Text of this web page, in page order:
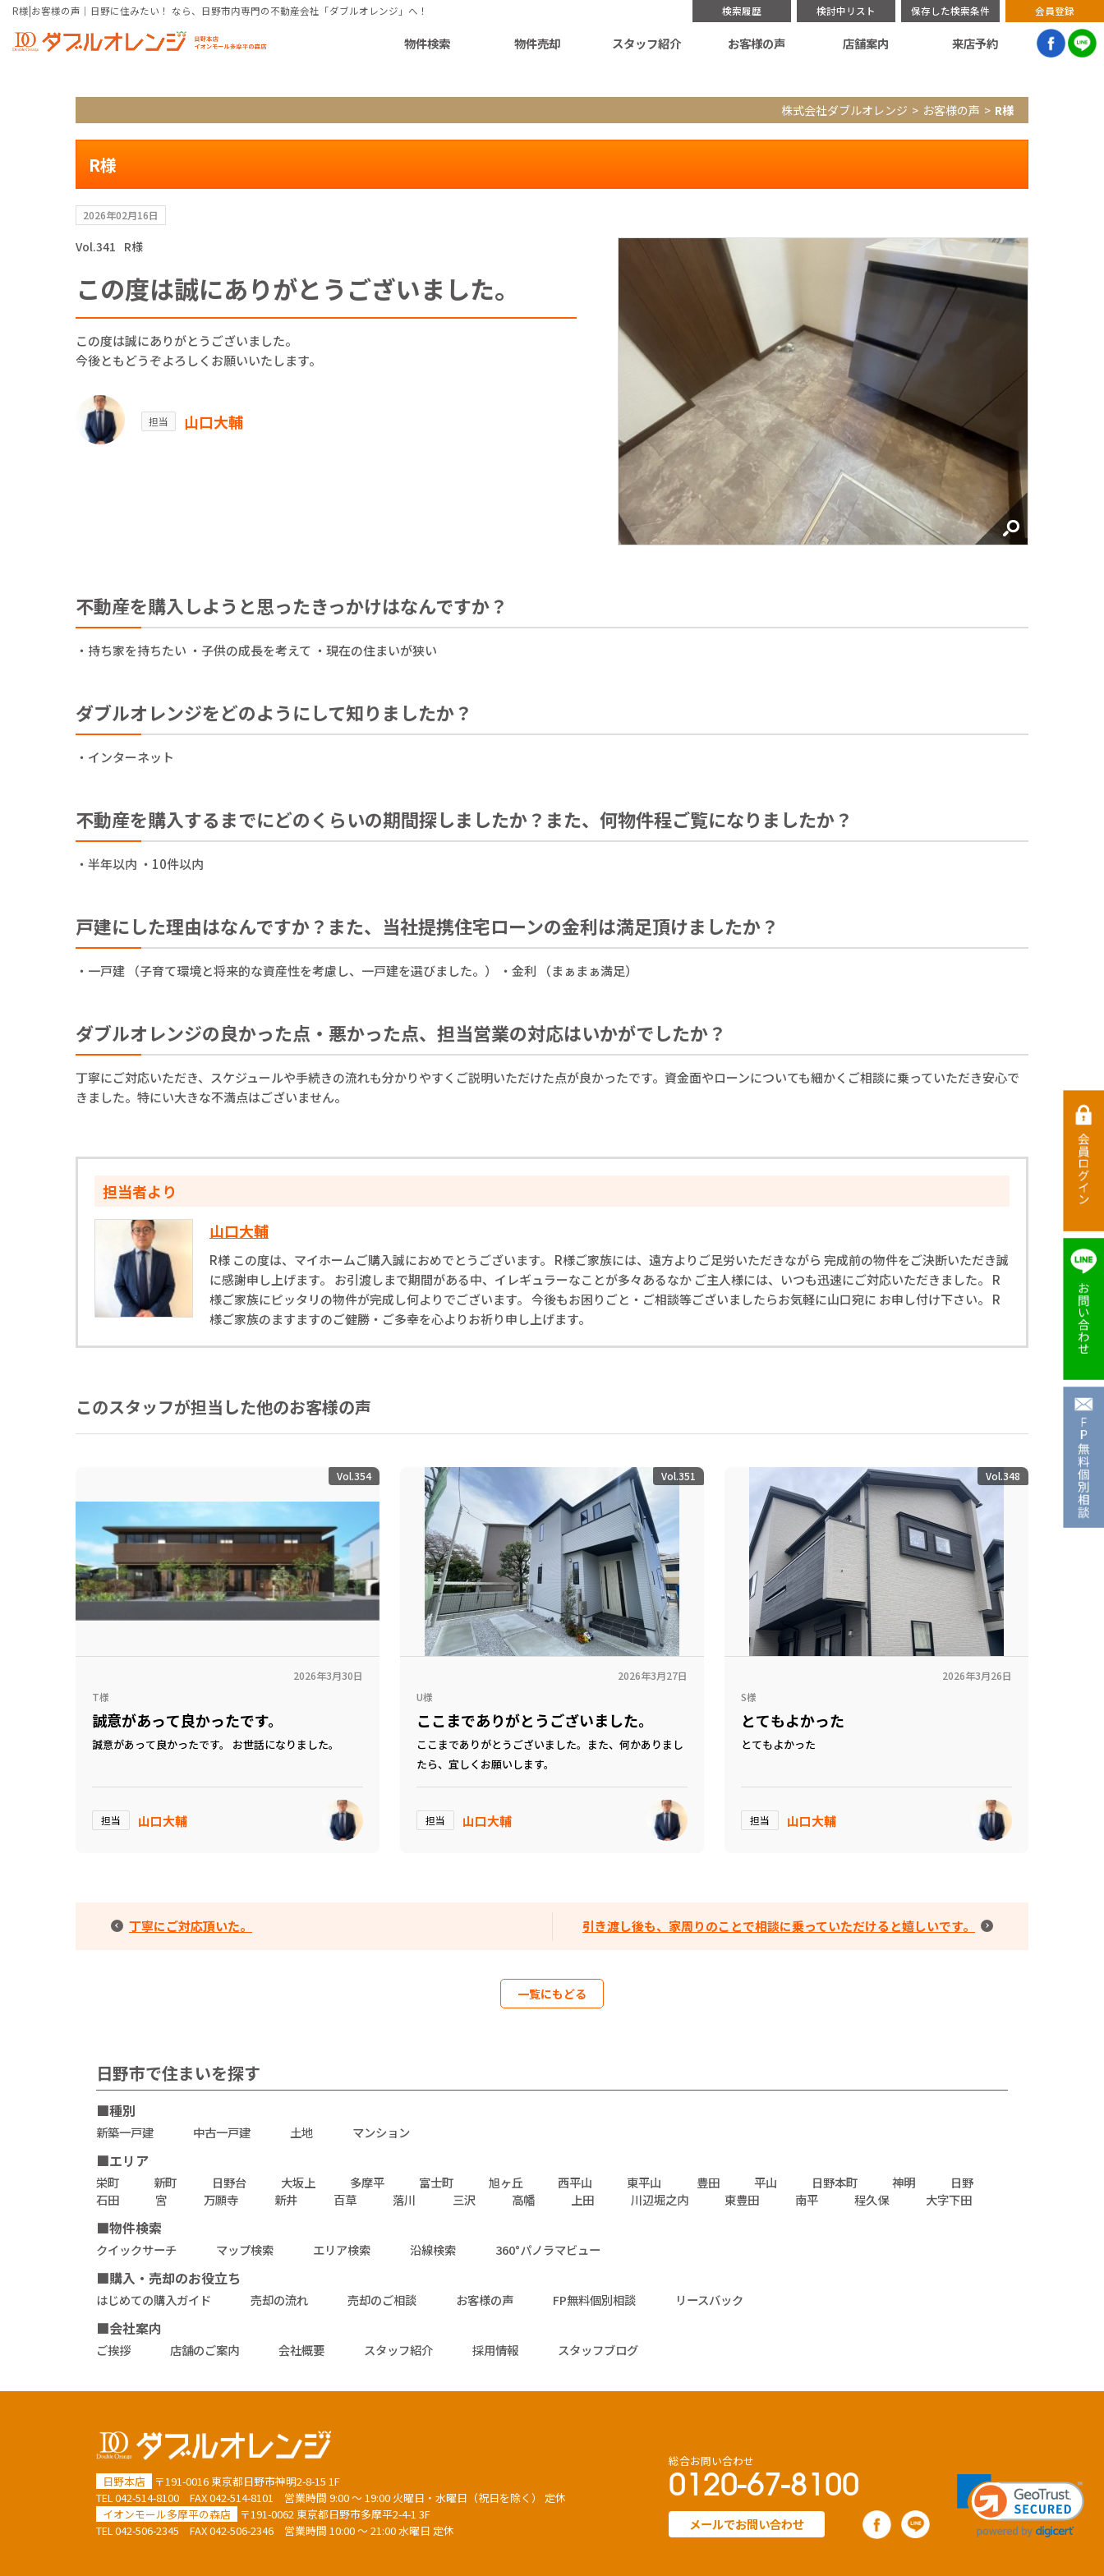
R様|お客様の声｜日野に住みたい！ なら、日野市内専門の不動産会社「ダブルオレンジ」へ！ 検索履歴 検討中リスト 保存した検索条件 会員登録
物件検索 物件売却 スタッフ紹介 お客様の声 店舗案内 来店予約
株式会社ダブルオレンジ お客様の声 R様
R様
2026年02月16日
Vol.341 R様
この度は誠にありがとうございました。
この度は誠にありがとうございました。
今後ともどうぞよろしくお願いいたします。
担当 山口大輔
不動産を購入しようと思ったきっかけはなんですか？
・持ち家を持ちたい ・子供の成長を考えて ・現在の住まいが狭い
ダブルオレンジをどのようにして知りましたか？
・インターネット
不動産を購入するまでにどのくらいの期間探しましたか？また、何物件程ご覧になりましたか？
・半年以内 ・10件以内
戸建にした理由はなんですか？また、当社提携住宅ローンの金利は満足頂けましたか？
・一戸建 （子育て環境と将来的な資産性を考慮し、一戸建を選びました。） ・金利 （まぁまぁ満足）
ダブルオレンジの良かった点・悪かった点、担当営業の対応はいかがでしたか？
丁寧にご対応いただき、スケジュールや手続きの流れも分かりやすくご説明いただけた点が良かったです。資金面やローンについても細かくご相談に乗っていただき安心で
きました。特にい大きな不満点はございません。
担当者より
山口大輔
R様 この度は、マイホームご購入誠におめでとうございます。 R様ご家族には、遠方よりご足労いただきながら 完成前の物件をご決断いただき誠
に感謝申し上げます。 お引渡しまで期間がある中、イレギュラーなことが多々あるなか ご主人様には、いつも迅速にご対応いただきました。 R
様ご家族にピッタリの物件が完成し何よりでございます。 今後もお困りごと・ご相談等ございましたらお気軽に山口宛に お申し付け下さい。 R
様ご家族のますますのご健勝・ご多幸を心よりお祈り申し上げます。
このスタッフが担当した他のお客様の声
Vol.354
2026年3月30日
T様
誠意があって良かったです。
誠意があって良かったです。 お世話になりました。
担当 山口大輔
Vol.351
2026年3月27日
U様
ここまでありがとうございました。
ここまでありがとうございました。また、何かありまし
たら、宜しくお願いします。
担当 山口大輔
Vol.348
2026年3月26日
S様
とてもよかった
とてもよかった
担当 山口大輔
丁寧にご対応頂いた。 引き渡し後も、家周りのことで相談に乗っていただけると嬉しいです。
一覧にもどる
日野市で住まいを探す
■種別
新築一戸建 中古一戸建 土地 マンション
■エリア
栄町 新町 日野台 大坂上 多摩平 富士町 旭ヶ丘 西平山 東平山 豊田 平山 日野本町 神明
日野
石田
宮 万願寺 新井 百草 落川 三沢 高幡 上田 川辺堀之内 東豊田 南平 程久保 大字下田
■物件検索
クイックサーチ マップ検索 エリア検索 沿線検索 360°パノラマビュー
■購入・売却のお役立ち
はじめての購入ガイド 売却の流れ 売却のご相談 お客様の声 FP無料個別相談 リースバック
■会社案内
ご挨拶 店舗のご案内 会社概要 スタッフ紹介 採用情報 スタッフブログ
日野本店
〒191-0016 東京都日野市神明2-8-15 1F
TEL 042-514-8100 FAX 042-514-8101 営業時間 9:00 ～ 19:00 火曜日・水曜日（祝日を除く） 定休
イオンモール多摩平の森店
〒191-0062 東京都日野市多摩平2-4-1 3F
TEL 042-506-2345 FAX 042-506-2346 営業時間 10:00 ～ 21:00 水曜日 定休
総合お問い合わせ
0120-67-8100
メールでお問い合わせ